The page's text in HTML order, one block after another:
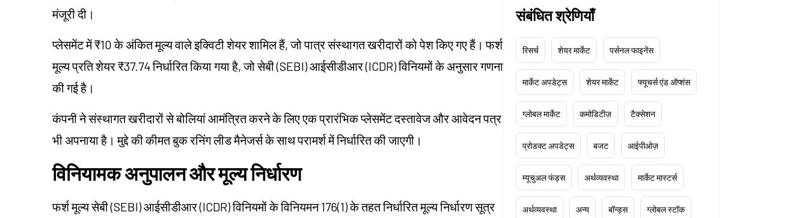
मंजूरी दी।
प्लेसमेंट में ₹10 के अंकित मूल्य वाले इक्विटी शेयर शामिल हैं, जो पात्र संस्थागत खरीदारों को पेश किए गए हैं। फर्श
मूल्य प्रति शेयर ₹37.74 निर्धारित किया गया है, जो सेबी (SEBI) आईसीडीआर (ICDR) विनियमों के अनुसार गणना
की गई है।
कंपनी ने संस्थागत खरीदारों से बोलियां आमंत्रित करने के लिए एक प्रारंभिक प्लेसमेंट दस्तावेज और आवेदन पत्र
भी अपनाया है। मुद्दे की कीमत बुक रनिंग लीड मैनेजर्स के साथ परामर्श में निर्धारित की जाएगी।
विनियामक अनुपालन और मूल्य निर्धारण
फर्श मूल्य सेबी (SEBI) आईसीडीआर (ICDR) विनियमों के विनियमन 176(1) के तहत निर्धारित मूल्य निर्धारण सूत्र
संबंधित श्रेणियाँ
रिसर्च शेयर मार्केट पर्सनल फाइनेंस
मार्केट अपडेट्स शेयर मार्केट फ्यूचर्स एंड ऑप्शंस
ग्लोबल मार्केट कमोडिटीज़ टैक्सेशन
प्रोडक्ट अपडेट्स बजट आईपीओज़
म्यूचुअल फंड्स अर्थव्यवस्था मार्केट मास्टर्स
अर्थव्यवस्था अन्य बॉन्ड्स ग्लोबल स्टॉक